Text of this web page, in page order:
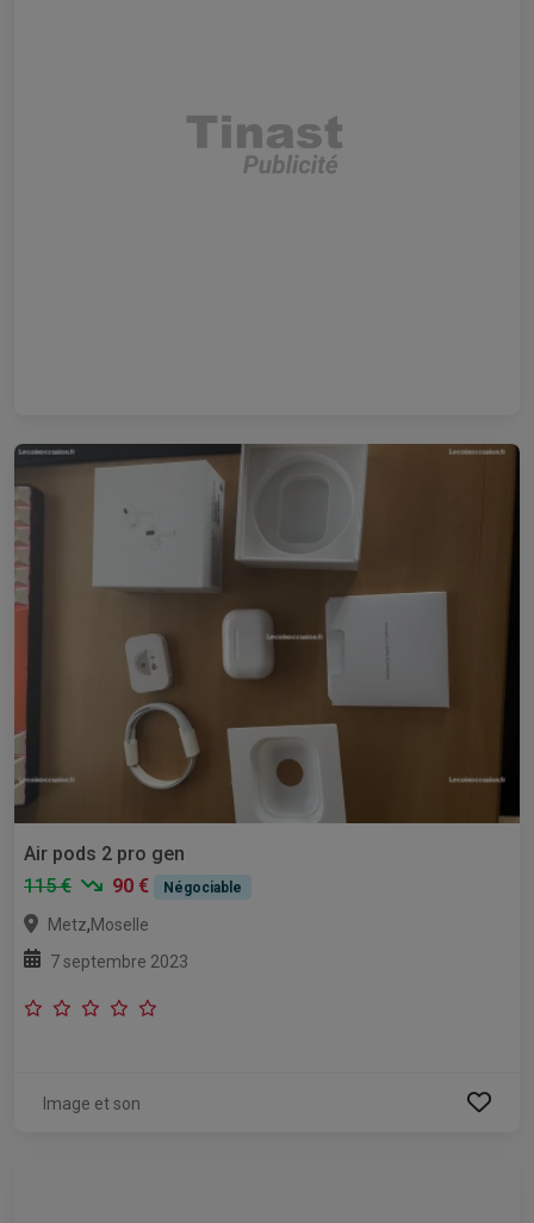
Air pods 2 pro gen
115 €
90 € Négociable
Metz,Moselle
7 septembre 2023
Image et son